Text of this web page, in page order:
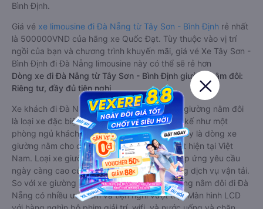
Bình Định.
Giá vé xe limousine đi Đà Nẵng từ Tây Sơn - Bình Định rẻ nhất
là 500000VND của hãng xe Quốc Đạt. Tùy thuộc vào vị trí
ngồi của bạn và chương trình khuyến mãi, giá vé Xe Tây Sơn -
Bình Định đi Đà Nẵng limousine này có thể sẽ rẻ hơn
Dòng xe đi Đà Nẵng từ Tây Sơn - Bình Định giường nằm đôi:
Riêng tư, đầy đủ tiện nghi
Xe khách đi Đà Nẵng từ Tây Sơn - Bình Định giường nằm đôi
là loại xe đặc biệt. Với mỗi giường được thiết kế như một
phòng ngủ khách sạn sang trọng, hiện đại. Đây là dòng xe
giường nằm cho cặp đôi đi Đà Nẵng mới xuất hiện tại Việt
Nam. Loại xe giường nằm đôi ra đời nhằm đáp ứng yêu cầu
ngày càng cao của khách hàng về chất lượng dịch vụ vận tải.
So với xe giường nằm thông thường, xe giường nằm đôi đi Đà
Nẵng có nhiều ưu điểm và tiện nghi vượt trội. Màn hình LCD